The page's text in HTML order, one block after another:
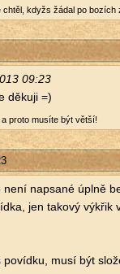
kdyžs žádal po bo­zích
09:23
dě­ku­ji =)
proto mu­sí­te být větší!
není na­psa­né úplně
jen ta­ko­vý vý­křik
po­víd­ku, musí být